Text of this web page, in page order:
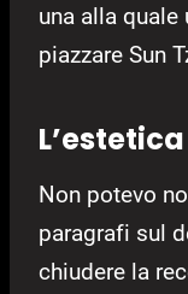
una alla
piazzare Sun
Non potevo
paragrafi sul
chiudere la